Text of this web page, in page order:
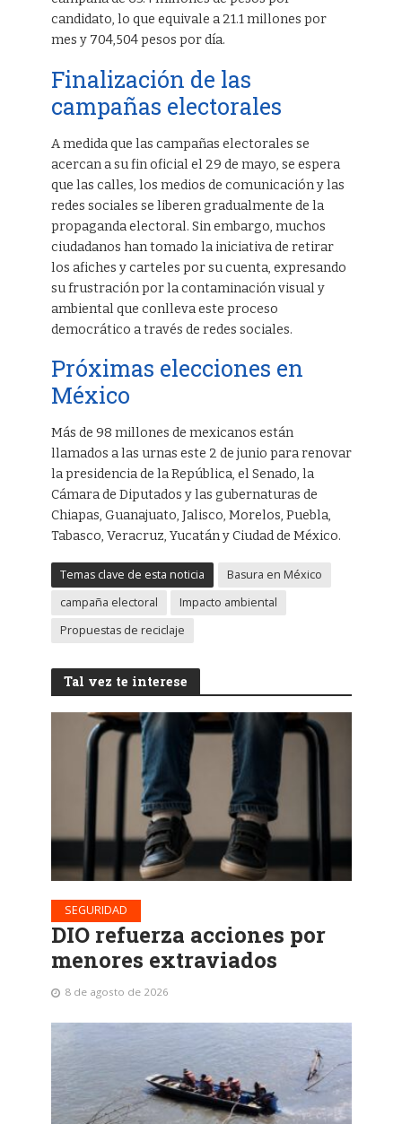
candidato, lo que equivale a 21.1 millones por
mes y 704,504 pesos por día.
Finalización de las
campañas electorales
A medida que las campañas electorales se
acercan a su fin oficial el 29 de mayo, se espera
que las calles, los medios de comunicación y las
redes sociales se liberen gradualmente de la
propaganda electoral. Sin embargo, muchos
ciudadanos han tomado la iniciativa de retirar
los afiches y carteles por su cuenta, expresando
su frustración por la contaminación visual y
ambiental que conlleva este proceso
democrático a través de redes sociales.
Próximas elecciones en
México
Más de 98 millones de mexicanos están
llamados a las urnas este 2 de junio para renovar
la presidencia de la República, el Senado, la
Cámara de Diputados y las gubernaturas de
Chiapas, Guanajuato, Jalisco, Morelos, Puebla,
Tabasco, Veracruz, Yucatán y Ciudad de México.
Temas clave de esta noticia
Basura en México
campaña electoral
Impacto ambiental
Propuestas de reciclaje
Tal vez te interese
SEGURIDAD
DIO refuerza acciones por
menores extraviados
8 de agosto de 2026